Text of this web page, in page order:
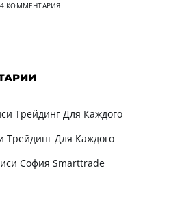
4 КОММЕНТАРИЯ
Трейдинг Для Каждого
Трейдинг Для Каждого
София Smarttrade